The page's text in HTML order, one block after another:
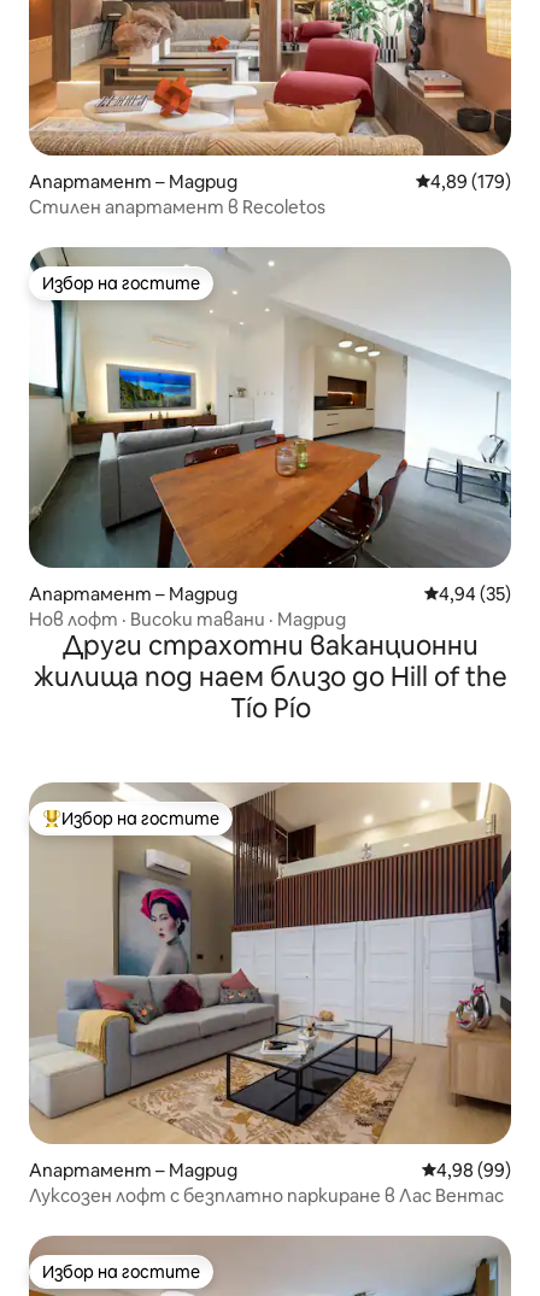
Апартамент – Мадрид Средна
4,89 (179)
Стилен апартамент в Recoletos
Избор на гостите
Избор на гостите
Апартамент – Мадрид Средна
4,94 (35)
Нов лофт · Високи тавани · Мадрид
Други страхотни ваканционни
жилища под наем близо до Hill of the
Tío Pío
Най-популярен избор на гостите
Избор на гостите
Апартамент – Мадрид Средна
4,98 (99)
Луксозен лофт с безплатно паркиране в Лас Вентас
Избор на гостите
Избор на гостите